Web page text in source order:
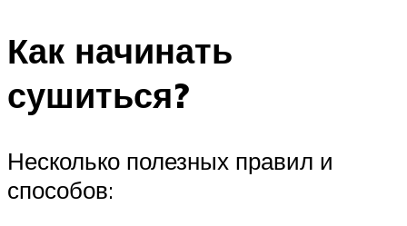
Как начинать
сушиться?
Несколько полезных правил и
способов: